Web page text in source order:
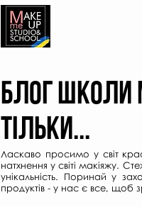
Блог школи
ТІЛЬКИ...
Ласкаво просимо у світ
натхнення у світі макіяжу.
унікальність. Поринай у
продуктів - у нас є все, щоб